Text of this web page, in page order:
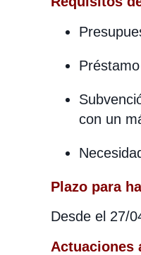
con un
Plazo para
Desde el 27/
Actuaciones